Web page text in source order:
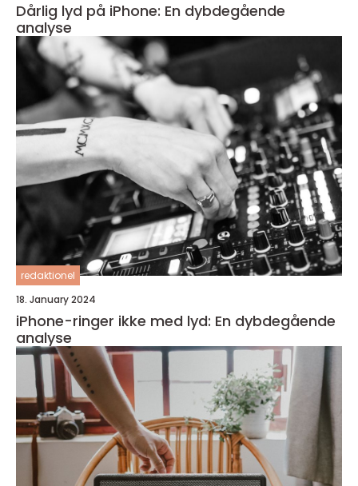
Dårlig lyd på iPhone: En dybdegående
analyse
redaktionel
18. January 2024
iPhone-ringer ikke med lyd: En dybdegående
analyse